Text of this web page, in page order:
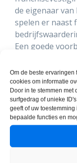
Om de beste
cookies om informatie
Door in te stemmen
surfgedrag of unieke
geeft of uw
bepaalde functies en
de eigenaar
spelen er naast
Een goede
altijd meer op.
betaalt voor de
van onze